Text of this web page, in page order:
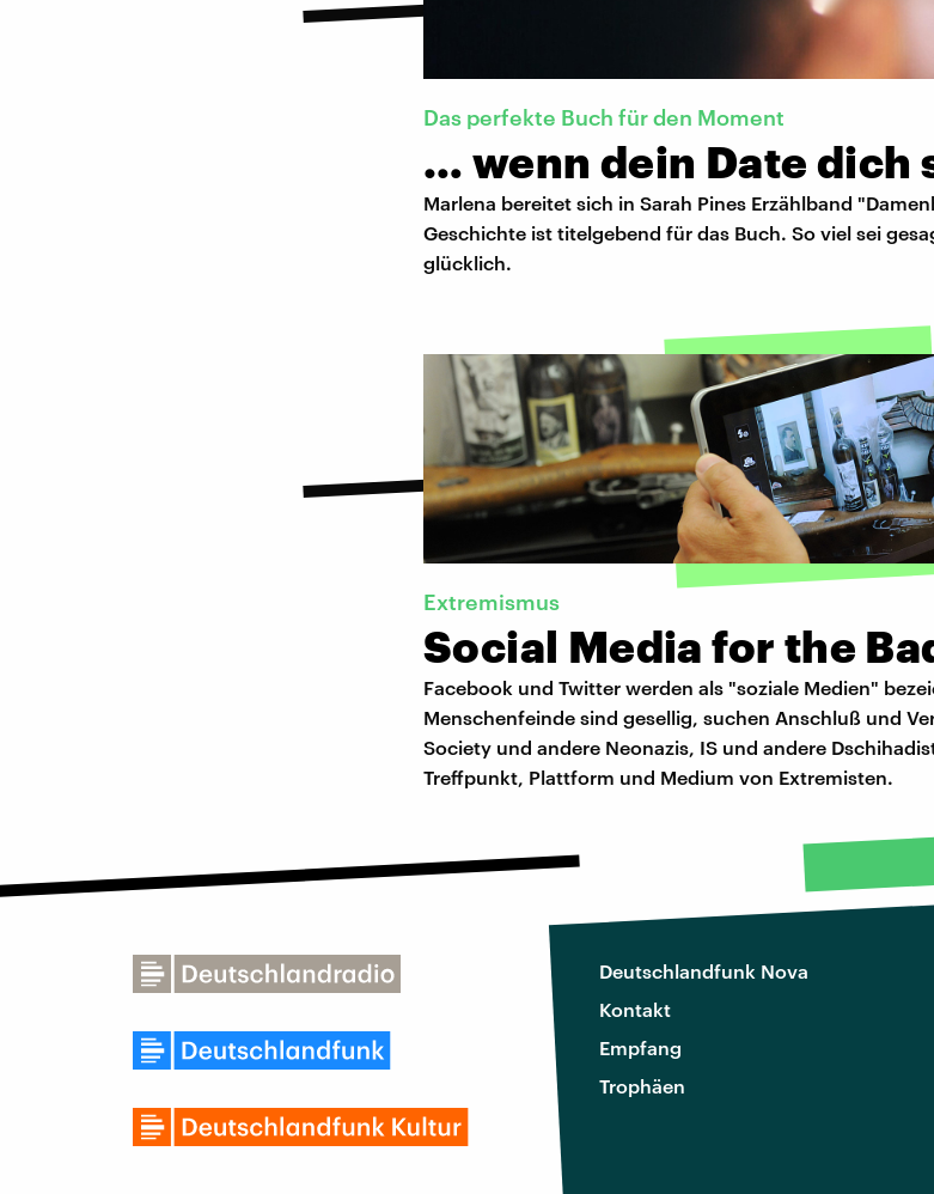
Das perfekte Buch für den Moment
… wenn dein Date dich
Marlena bereitet sich in Sarah Pines Erzählband
Geschichte ist titelgebend für das Buch. So viel sei
glücklich.
Extremismus
Social Media for the
Facebook und Twitter werden als "soziale Medien"
Menschenfeinde sind gesellig, suchen Anschluß und
Society und andere Neonazis, IS und andere
Treffpunkt, Plattform und Medium von Extremisten.
Deutschlandfunk Nova
Kontakt
Empfang
Trophäen